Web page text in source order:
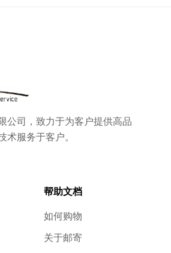
公司，致力于为客户提供高品
术服务于客户。
帮助文档
如何购物
关于邮寄